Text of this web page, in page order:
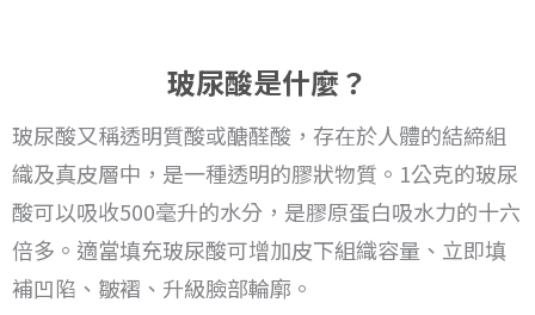
玻尿酸是什麼？
玻尿酸又稱透明質酸或醣醛酸，存在於人體的結締組
織及真皮層中，是一種透明的膠狀物質。 1公克的玻尿
酸可以吸收500毫升的水分，是膠原蛋白吸水力的十六
倍多。 適當填充玻尿酸可增加皮下組織容量、立即填
補凹陷、皺褶、升級臉部輪廓。